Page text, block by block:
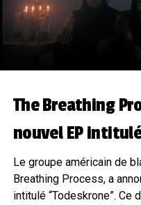
The Breathing
nouvel EP
Le groupe américain de
Breathing Process, a
intitulé “Todeskrone”. Ce